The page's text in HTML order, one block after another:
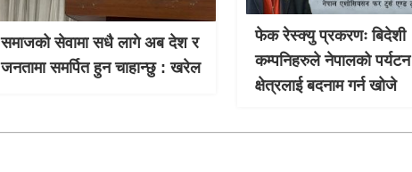
समाजको सेवामा सधै लागे अब देश र
जनतामा समर्पित हुन चाहान्छु : खरेल
फेक रेस्क्यु प्रकरणः बिदेशी
कम्पनिहरुले नेपालको पर्यटन
क्षेत्रलाई बदनाम गर्न खोजे